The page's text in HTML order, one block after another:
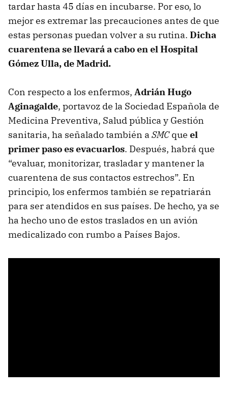
tardar hasta 45 días en incubarse. Por eso, lo
mejor es extremar las precauciones antes de que
estas personas puedan volver a su rutina. Dicha
cuarentena se llevará a cabo en el Hospital
Gómez Ulla, de Madrid.
Con respecto a los enfermos, Adrián Hugo
Aginagalde, portavoz de la Sociedad Española de
Medicina Preventiva, Salud pública y Gestión
sanitaria, ha señalado también a SMCque el
primer paso es evacuarlos. Después, habrá que
“evaluar, monitorizar, trasladar y mantener la
cuarentena de sus contactos estrechos”. En
principio, los enfermos también se repatriarán
para ser atendidos en sus países. De hecho, ya se
ha hecho uno de estos traslados en un avión
medicalizado con rumbo a Países Bajos.